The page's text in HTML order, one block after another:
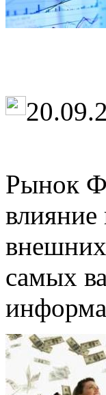
Рынок
самых